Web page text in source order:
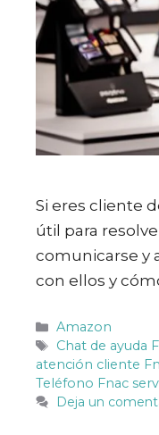
Si eres cliente
útil para
comunicarse y
con ellos y
Categorías
Amazon
Etiquetas
Chat de ayuda
atención cliente
Teléfono Fnac
Deja un